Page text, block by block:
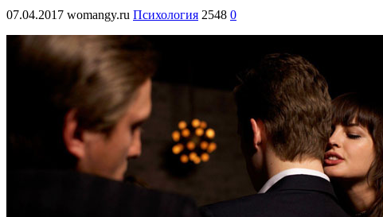
07.04.2017 womangy.ru Психология 2548 0